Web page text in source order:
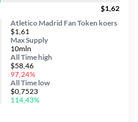
$1,62
Atletico Madrid Fan Token koers
$1,61
Max Supply
10mln
All Timehigh
$58,46
97,24%
All Time low
$0,7523
114,43%